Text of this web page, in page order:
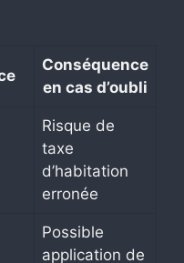
Conséquence
en cas d’oubli
Risque de
taxe
d’habitation
erronée
Possible
application de